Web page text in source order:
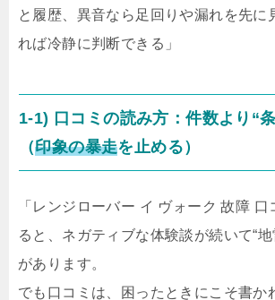
と履歴、異音なら足回りや漏れを先に
れば冷静に判断できる」
1-1) 口コミの読み方：件数より“
（印象の暴走を止める）
「レンジローバー イ ヴォーク 故障 口
ると、ネガティブな体験談が続いて“地
があります。
でも口コミは、困ったときにこそ書か